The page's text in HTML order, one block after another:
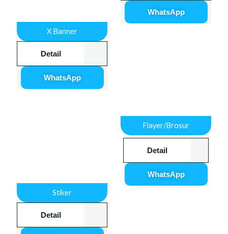
Flayer/Brosur
Detail
WhatsApp
Stiker
Detail
WhatsApp
X Banner
Detail
WhatsApp